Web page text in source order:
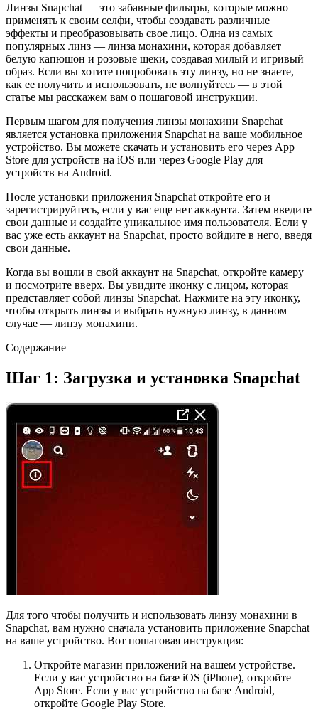
Линзы Snapchat — это забавные фильтры, которые можно
применять к своим селфи, чтобы создавать различные
эффекты и преобразовывать свое лицо. Одна из самых
популярных линз — линза монахини, которая добавляет
белую капюшон и розовые щеки, создавая милый и игривый
образ. Если вы хотите попробовать эту линзу, но не знаете,
как ее получить и использовать, не волнуйтесь — в этой
статье мы расскажем вам о пошаговой инструкции.
Первым шагом для получения линзы монахини Snapchat
является установка приложения Snapchat на ваше мобильное
устройство. Вы можете скачать и установить его через App
Store для устройств на iOS или через Google Play для
устройств на Android.
После установки приложения Snapchat откройте его и
зарегистрируйтесь, если у вас еще нет аккаунта. Затем введите
свои данные и создайте уникальное имя пользователя. Если у
вас уже есть аккаунт на Snapchat, просто войдите в него, введя
свои данные.
Когда вы вошли в свой аккаунт на Snapchat, откройте камеру
и посмотрите вверх. Вы увидите иконку с лицом, которая
представляет собой линзы Snapchat. Нажмите на эту иконку,
чтобы открыть линзы и выбрать нужную линзу, в данном
случае — линзу монахини.
Содержание
Шаг 1: Загрузка и установка Snapchat
Для того чтобы получить и использовать линзу монахини в
Snapchat, вам нужно сначала установить приложение Snapchat
на ваше устройство. Вот пошаговая инструкция:
Откройте магазин приложений на вашем устройстве.
Если у вас устройство на базе iOS (iPhone), откройте
App Store. Если у вас устройство на базе Android,
откройте Google Play Store.